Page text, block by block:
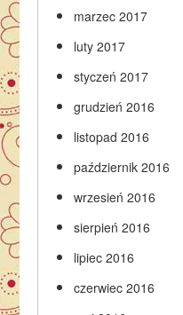
marzec 2017
luty 2017
styczeń 2017
grudzień 2016
listopad 2016
październik 2016
wrzesień 2016
sierpień 2016
lipiec 2016
czerwiec 2016